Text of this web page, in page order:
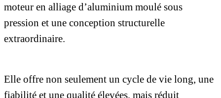
moteur en alliage d’aluminium moulé sous
pression et une conception structurelle
extraordinaire.
Elle offre non seulement un cycle de vie long, une
fiabilité et une qualité élevées, mais réduit